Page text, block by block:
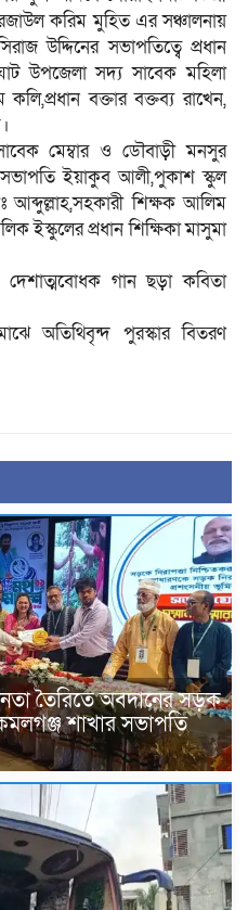
রেজাউল করিম মুহিত এর সঞ্চালনায়
উদ্দিনের সভাপতিত্বে প্রধান
উপজেলা সদ্য সাবেক মহিলা
বক্তার বক্তব্য রাখেন,
মেম্বার ও ডৌবাড়ী মনসুর
সভাপতি ইয়াকুব আলী,পুকাশ স্কুল
আব্দুল্লাহ,সহকারী শিক্ষক আলিম
ইস্কুলের প্রধান শিক্ষিকা মাসুমা
দেশাত্মবোধক গান ছড়া কবিতা
অতিথিবৃন্দ পুরস্কার বিতরণ
তৈরিতে অবদানের সড়ক
শাখার সভাপতি